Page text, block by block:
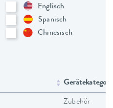
Englisch
Spanisch
Chinesisch
Zubehör